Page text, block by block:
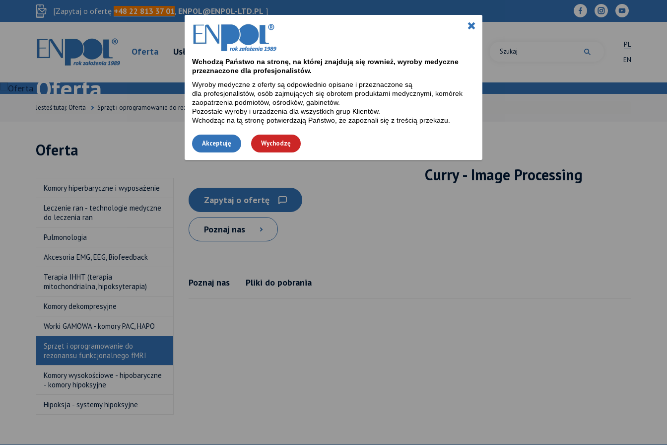
[Zapytaj o ofertę +48 22 813 37 01, ENPOL@ENPOL-LTD.PL ]
Oferta Usługi O firmie Baza wiedzy / Blog
PL
EN
Oferta
Jesteś tutaj: Oferta Sprzęt i oprogramowanie do rezonansu funkcjonalnego fMRI
Oferta
Komory hiperbaryczne i wyposażenie
Leczenie ran - technologie medyczne
do leczenia ran
Pulmonologia
Akcesoria EMG, EEG, Biofeedback
Terapia IHHT (terapia
mitochondrialna, hipoksyterapia)
Komory dekompresyjne
Worki GAMOWA - komory PAC, HAPO
Sprzęt i oprogramowanie do
rezonansu funkcjonalnego fMRI
Komory wysokościowe - hipobaryczne
- komory hipoksyjne
Hipoksja - systemy hipoksyjne
Curry - Image Processing
Zapytaj o ofertę
Poznaj nas
Poznaj nas Pliki do pobrania
×
Wchodzą Państwo na stronę, na której znajdują się rownież, wyroby medyczne
przeznaczone dla profesjonalistów.
Wyroby medyczne z oferty są odpowiednio opisane i przeznaczone są
dla profesjonalistów, osób zajmujących się obrotem produktami medycznymi, komórek
zaopatrzenia podmiotów, ośrodków, gabinetów.
Pozostałe wyroby i urzadzenia dla wszystkich grup Klientów.
Wchodząc na tą stronę potwierdzają Państwo, że zapoznali się z treścią przekazu.
Akceptuję Wychodzę